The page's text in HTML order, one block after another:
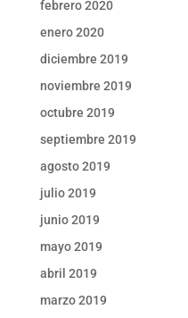
febrero 2020
enero 2020
diciembre 2019
noviembre 2019
octubre 2019
septiembre 2019
agosto 2019
julio 2019
junio 2019
mayo 2019
abril 2019
marzo 2019